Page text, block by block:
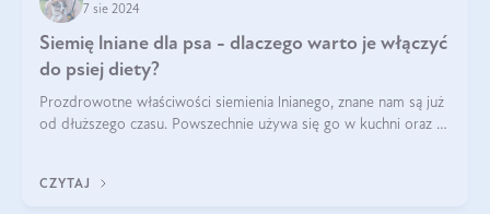
7 sie 2024
Siemię lniane dla psa - dlaczego warto je włączyć
do psiej diety?
Prozdrowotne właściwości siemienia lnianego, znane nam są już
od dłuższego czasu. Powszechnie używa się go w kuchni oraz w
CZYTAJ